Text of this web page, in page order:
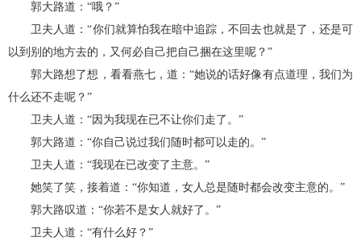
郭大路道：“哦？”
卫夫人道：“你们就算怕我在暗中追踪，不回去也就是了，还是可
以到别的地方去的，又何必自己把自己捆在这里呢？”
郭大路想了想，看看燕七，道：“她说的话好像有点道理，我们为
什么还不走呢？”
卫夫人道：“因为我现在已不让你们走了。”
郭大路道：“你自己说过我们随时都可以走的。”
卫夫人道：“我现在已改变了主意。”
她笑了笑，接着道：“你知道，女人总是随时都会改变主意的。”
郭大路叹道：“你若不是女人就好了。”
卫夫人道：“有什么好？”